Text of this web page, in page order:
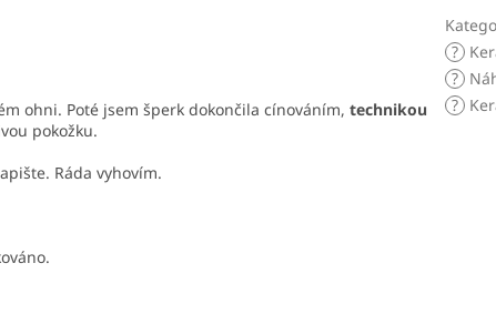
ohni. Poté jsem šperk dokončila cínováním, technikou
pokožku.
Ráda vyhovím.
?
?
?